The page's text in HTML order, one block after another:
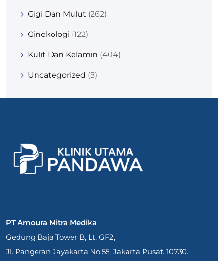
Gigi Dan Mulut (262)
Ginekologi (122)
Kulit Dan Kelamin (404)
Uncategorized (8)
PT Amoura Mitra Medika
Gedung Baja Tower B, Lt. GF2,
Jl. Pangeran Jayakarta No.55, Jakarta Pusat. 10730.